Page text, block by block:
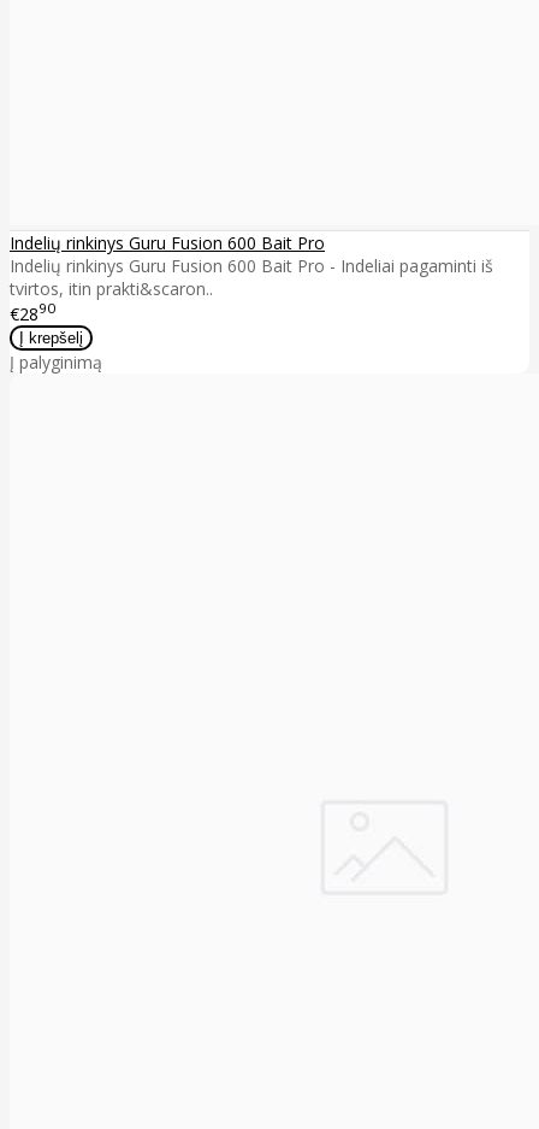
Indelių rinkinys Guru Fusion 600 Bait Pro
Indelių rinkinys Guru Fusion 600 Bait Pro - Indeliai pagaminti iš
tvirtos, itin prakti&scaron..
€2890
Į palyginimą